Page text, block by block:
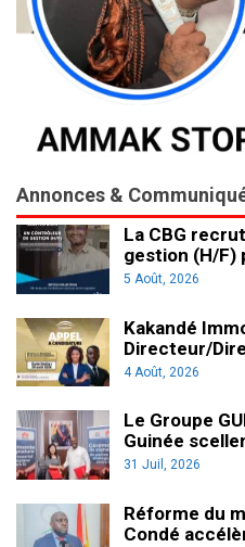
Annonces &
La CBG
gestion (H/F)
5 Août, 2026
Kakandé
Directeur/
4 Août, 2026
Le Groupe
Guinée
31 Juil, 2026
Réforme du
Condé